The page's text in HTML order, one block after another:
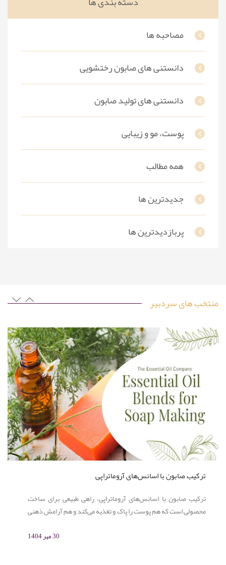
مصاحبه ها
دانستنی های صابون رختشویی
دانستنی های تولید صابون
پوست، مو و زیبایی
همه مطالب
جدیدترین ها
پربازدیدترین ها
ساخت صابون در خانه با روش‌های ساده
منتخب های سردبیر
ترکیب صابون با اسانس‌های آروماتراپی
ترکیب صابون با اسانس‌های آروماتراپی، راهی طبیعی برای ساخت
محصولی است که هم پوست را پاک و تغذیه می‌کند و هم آرامش ذهنی
رز، درخت چای، نعناع و رزماری در صابون، علاوه بر رایحه دل‌انگیز،
30 مهر 1404